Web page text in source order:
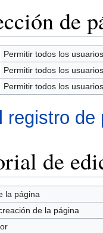
de
Permitir todos los
Permitir todos los
Permitir todos los
registro
de
la página
de la página